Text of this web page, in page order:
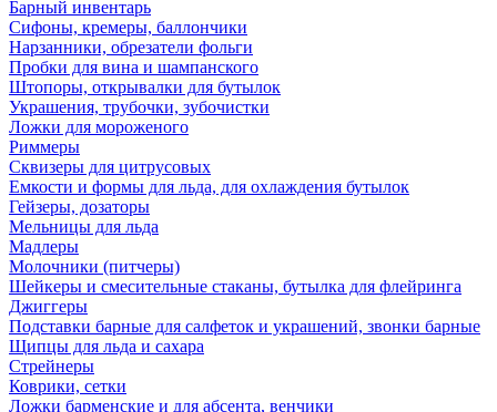
Барный инвентарь
Сифоны, кремеры, баллончики
Нарзанники, обрезатели фольги
Пробки для вина и шампанского
Штопоры, открывалки для бутылок
Украшения, трубочки, зубочистки
Ложки для мороженого
Риммеры
Сквизеры для цитрусовых
Емкости и формы для льда, для охлаждения бутылок
Гейзеры, дозаторы
Мельницы для льда
Мадлеры
Молочники (питчеры)
Шейкеры и смесительные стаканы, бутылка для флейринга
Джиггеры
Подставки барные для салфеток и украшений, звонки барные
Щипцы для льда и сахара
Стрейнеры
Коврики, сетки
Ложки барменские и для абсента, венчики